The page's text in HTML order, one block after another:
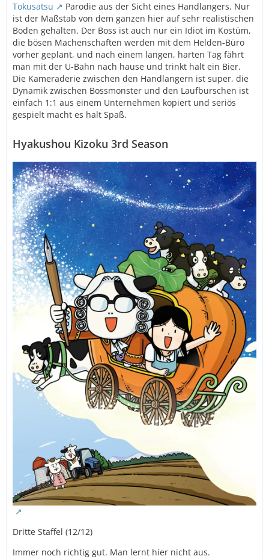
Tokusatsu
Parodie aus der Sicht eines Handlangers. Nur
ist der Maßstab von dem ganzen hier auf sehr realistischen
Boden gehalten. Der Boss ist auch nur ein Idiot im Kostüm,
die bösen Machenschaften werden mit dem Helden-Büro
vorher geplant, und nach einem langen, harten Tag fährt
man mit der U-Bahn nach hause und trinkt halt ein Bier.
Die Kameraderie zwischen den Handlangern ist super, die
Dynamik zwischen Bossmonster und den Laufburschen ist
einfach 1:1 aus einem Unternehmen kopiert und seriös
gespielt macht es halt Spaß.
Hyakushou Kizoku 3rd Season
Dritte Staffel (12/12)
Immer noch richtig gut. Man lernt hier nicht aus.